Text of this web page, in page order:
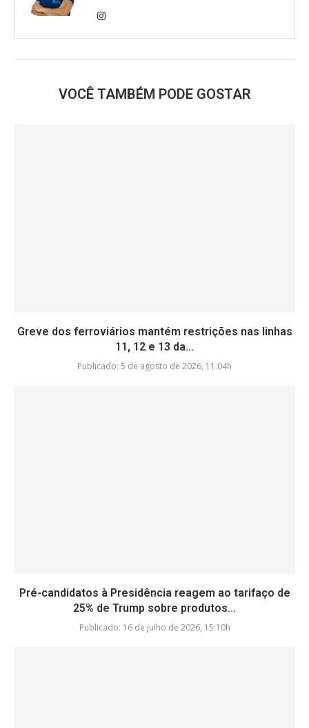
VOCÊ TAMBÉM PODE GOSTAR
Greve dos ferroviários mantém restrições nas linhas
11, 12 e 13 da...
Publicado: 5 de agosto de 2026, 11:04h
Pré-candidatos à Presidência reagem ao tarifaço de
25% de Trump sobre produtos...
Publicado: 16 de julho de 2026, 15:10h